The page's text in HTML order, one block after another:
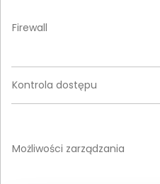
Firewall
Kontrola dostępu
Możliwości zarządzania